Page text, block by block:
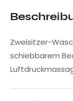
Zweisitzer-
schiebbarem